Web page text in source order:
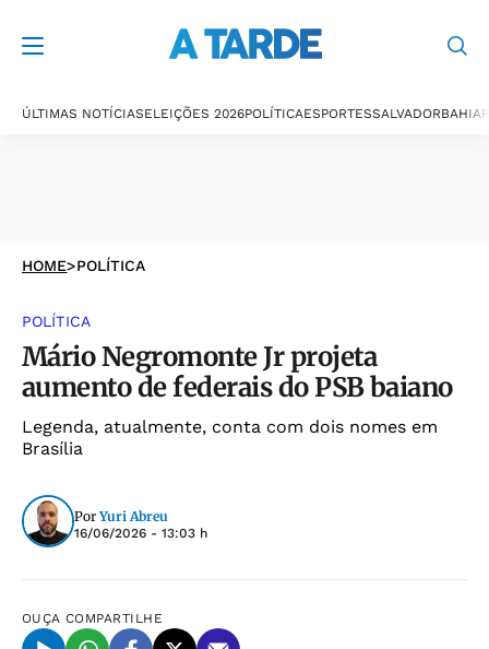
ÚLTIMAS NOTÍCIASELEIÇÕES 2026POLÍTICAESPORTESSALVADORBAHIA
HOME>POLÍTICA
POLÍTICA
Mário Negromonte Jr projeta
aumento de federais do PSB baiano
Legenda, atualmente, conta com dois nomes em
Brasília
Por Yuri Abreu
16/06/2026 - 13:03 h
OUÇA COMPARTILHE